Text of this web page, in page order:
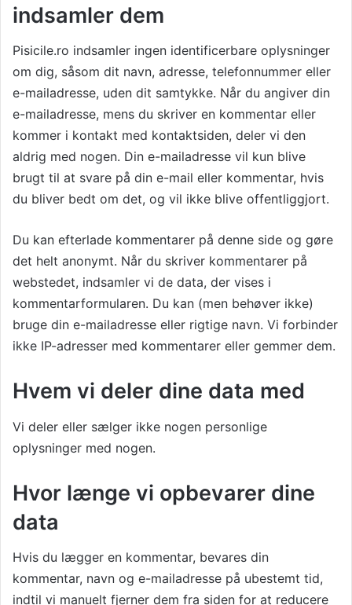
indsamler dem
Pisicile.ro indsamler ingen identificerbare oplysninger
om dig, såsom dit navn, adresse, telefonnummer eller
e-mailadresse, uden dit samtykke. Når du angiver din
e-mailadresse, mens du skriver en kommentar eller
kommer i kontakt med kontaktsiden, deler vi den
aldrig med nogen. Din e-mailadresse vil kun blive
brugt til at svare på din e-mail eller kommentar, hvis
du bliver bedt om det, og vil ikke blive offentliggjort.
Du kan efterlade kommentarer på denne side og gøre
det helt anonymt. Når du skriver kommentarer på
webstedet, indsamler vi de data, der vises i
kommentarformularen. Du kan (men behøver ikke)
bruge din e-mailadresse eller rigtige navn. Vi forbinder
ikke IP-adresser med kommentarer eller gemmer dem.
Hvem vi deler dine data med
Vi deler eller sælger ikke nogen personlige
oplysninger med nogen.
Hvor længe vi opbevarer dine
data
Hvis du lægger en kommentar, bevares din
kommentar, navn og e-mailadresse på ubestemt tid,
indtil vi manuelt fjerner dem fra siden for at reducere